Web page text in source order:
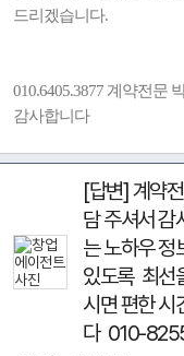
드리겠습니다.
010.6405.3877 계약전문
감사합니다
[답변] 계약
담 주셔서
는 노하우 정
있도록 최선
시면 편한 시
다 010-